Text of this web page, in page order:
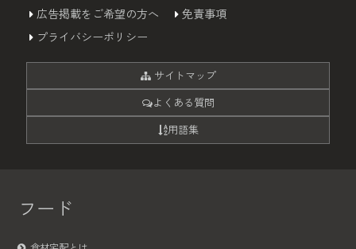
広告掲載をご希望の方へ
免責事項
プライバシーポリシー
サイトマップ
よくある質問
用語集
フード